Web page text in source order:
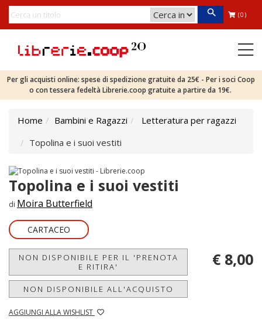
(0)
Per gli acquisti online: spese di spedizione gratuite da 25€ - Per i soci Coop
o con tessera fedeltà Librerie.coop gratuite a partire da 19€.
Home Bambini e Ragazzi
Letteratura per ragazzi
Topolina e i suoi vestiti
Topolina e i suoi vestiti
di Moira Butterfield
CARTACEO
NON DISPONIBILE PER IL 'PRENOTA
E RITIRA'
NON DISPONIBILE ALL'ACQUISTO
AGGIUNGI ALLA WISHLIST
€ 8,00